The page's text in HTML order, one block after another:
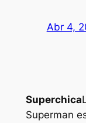
Abr 4,
Superchica
Superman